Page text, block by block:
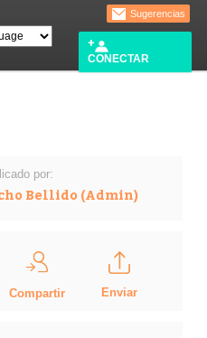
Sugerencias
CONECTAR
por:
Bellido (Admin)
Compartir Enviar